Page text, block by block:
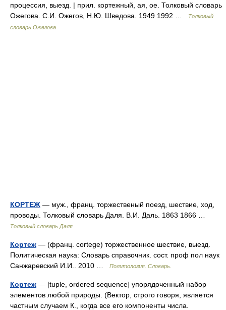
процессия, выезд. | прил. кортежный, ая, ое. Толковый словарь
Ожегова. С.И. Ожегов, Н.Ю. Шведова. 1949 1992 …
Толковый
словарь Ожегова
КОРТЕЖ — муж., франц. торжественый поезд, шествие, ход,
проводы. Толковый словарь Даля. В.И. Даль. 1863 1866 …
Толковый словарь Даля
Кортеж — (франц. cortege) торжественное шествие, выезд.
Политическая наука: Словарь справочник. сост. проф пол наук
Санжаревский И.И.. 2010 …
Политология. Словарь.
Кортеж — [tuple, ordered sequence] упорядоченный набор
элементов любой природы. (Вектор, строго говоря, является
частным случаем К., когда все его компоненты числа.